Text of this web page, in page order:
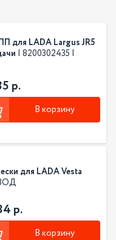
для LADA Largus JR5
| 8200302435 |
р.
В корзину
для LADA Vesta
р.
В корзину